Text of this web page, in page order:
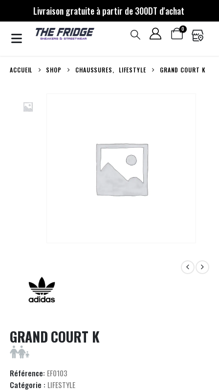
Livraison gratuite à partir de 300DT d'achat
0
ACCUEIL SHOP CHAUSSURES, LIFESTYLE GRAND COURT K
GRAND COURT K
Référence: EF0103
Catégorie : LIFESTYLE